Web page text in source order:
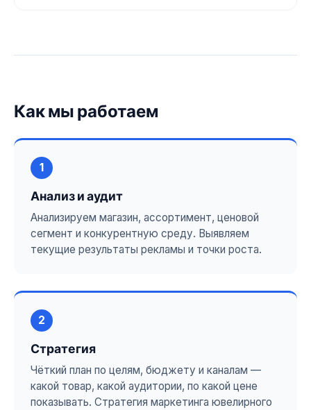
Как мы работаем
1
Анализ и аудит
Анализируем магазин, ассортимент, ценовой
сегмент и конкурентную среду. Выявляем
текущие результаты рекламы и точки роста.
2
Стратегия
Чёткий план по целям, бюджету и каналам —
какой товар, какой аудитории, по какой цене
показывать. Стратегия маркетинга ювелирного